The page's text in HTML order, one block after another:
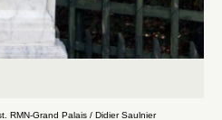
RMN-Grand Palais / Didier Saulnier